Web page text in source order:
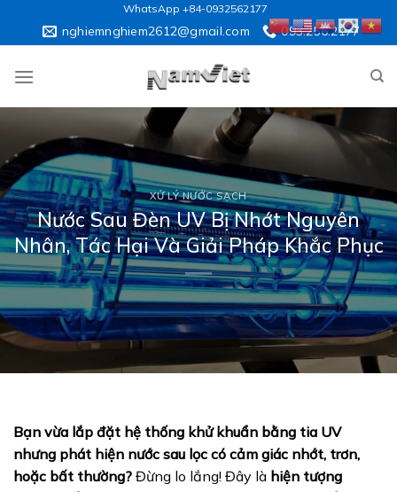
WhatsApp +84-0932562177
nghiemnghiem2612@gmail.com 093.256.2177
XỬ LÝ NƯỚC SẠCH
Nước Sau Đèn UV Bị Nhớt Nguyên
Nhân, Tác Hại Và Giải Pháp Khắc Phục
Bạn vừa lắp đặt hệ thống khử khuẩn bằng tia UV
nhưng phát hiện nước sau lọc có cảm giác nhớt, trơn,
hoặc bất thường? Đừng lo lắng! Đây là hiện tượng